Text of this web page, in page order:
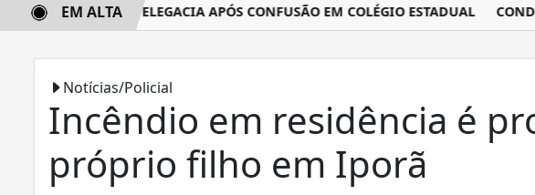
TERMINA NA DELEGACIA APÓS CONFUSÃO EM COLÉGIO ESTADUAL
EM ALTA
Notícias/Policial
Incêndio em residência é
próprio filho em Iporã